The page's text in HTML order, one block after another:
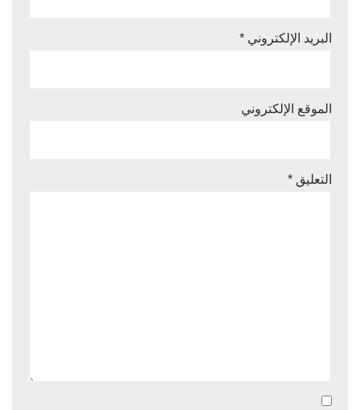
البريد الإلكتروني *
الموقع الإلكتروني
التعليق *